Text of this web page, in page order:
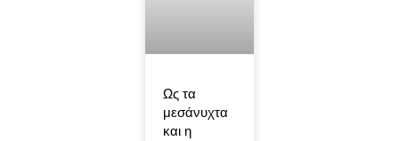
Ως τα
μεσάνυχτα
και η